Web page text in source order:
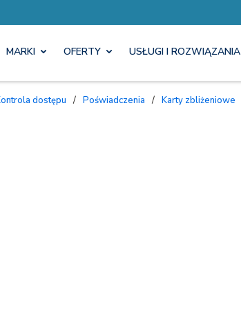
MARKI OFERTY USŁUGI I ROZWIĄZANIA
Kontrola dostępu / Poświadczenia / Karty zbliżeniowe